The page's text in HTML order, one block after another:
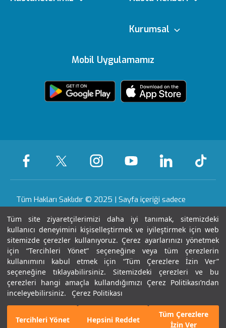
Tüm site ziyaretçilerimizi daha iyi tanımak, sitemizdeki
kullanıcı deneyimini kişiselleştirmek ve iyileştirmek için web
sitemizde çerezler kullanıyoruz. Çerez ayarlarınızı yönetmek
için “Tercihleri Yönet” seçeneğine veya tüm çerezlerin
kullanımını kabul etmek için “Tüm Çerezlere İzin Ver”
seçeneğine tıklayabilirsiniz. Sitemizdeki çerezleri ve bu
çerezleri hangi amaçla kullandığımızı Çerez Politikası’ndan
inceleyebilirsiniz.
Çerez Politikası
Tercihleri Yönet Hepsini Reddet
Tüm Çerezlere
İzin Ver
Bizi Arayın E-Randevu
Belgesi
Sertifika & Akreditasyon
Haberler ve Etkinlikler
Ankara
Gaziantep
Tüm Hastanelerimiz
Doktorlarımız
Tedavileri
e-Sonuc
Sizi Dinliyoruz
Evde Bakım
Hizmetleri
Gebelik Okulu
Kurumsal
içerik Güncelleme
Yasal Uyarı
Anlaşmalı Kurumlar
Kariyer
İletişim
Mobil Uygulamamız
Tüm Hakları Saklıdır © 2025 | Sayfa içeriği sadece
bilgilendirme amaçlıdır. Tanı ve tedavi için mutlaka
doktorunuza başvurunuz.
Son Güncellenme Tarihi : 09.08.2026 02:15:03